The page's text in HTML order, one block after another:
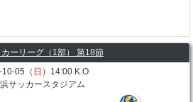
ーリーグ（1部） 第18節
05（ 日 ）14:00 K.O
サッカースタジアム